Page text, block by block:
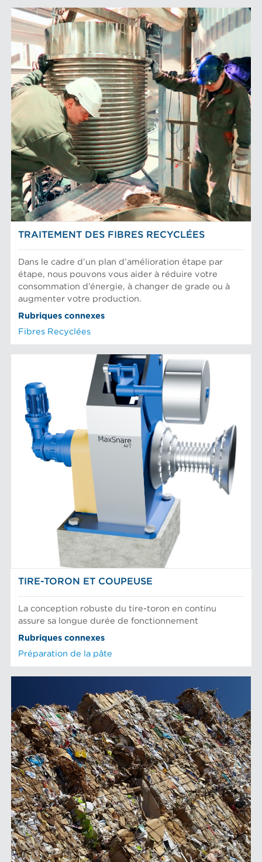
Fibres Recyclées
FILTRES ADDITIONELS
COMPOSANTES TECHNIQUES
Cylindres de tamis
Éléments de filtre
Plaques de raffinage et garnitures coniques
Plaques de tamis
Rotors de tamis
LES MARQUES D'AFT
Raffinage Finebar
Système d'approche POM
Tamisage Max
Technologie d'Aikawa
MARCHÉS
Circuit de tête
Cylindres et plaques industriels
Essais et laboratoire
Fibres chimiques
Fibres mécaniques
Fibres Recyclées
Raffinage des fibres
Tamisage et séparation d'aliments
ÉQUIPEMENT
Courant de Pâte
Préparation de la pâte
Tamis
TRAITEMENT DES FIBRES
TRAITEMENT DES FIBRES RECYCLÉES
Dans le cadre d’un plan d’amélioration étape par
étape, nous pouvons vous aider à réduire votre
consommation d’énergie, à changer de grade ou à
augmenter votre production.
Rubriques connexes
Fibres Recyclées
TIRE-TORON ET COUPEUSE
La conception robuste du tire-toron en continu
assure sa longue durée de fonctionnement
Rubriques connexes
Préparation de la pâte